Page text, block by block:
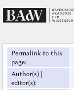
Permalink to this
page:
Author(s) |
editor(s):